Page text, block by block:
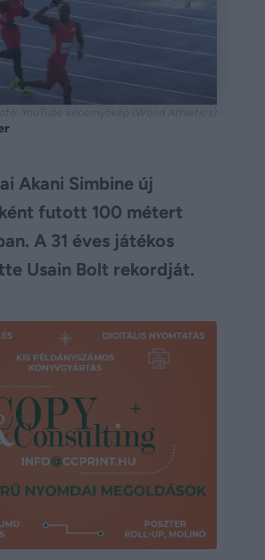
Akani Simbine új
futott 100 métert
A 31 éves játékos
Usain Bolt rekordját.